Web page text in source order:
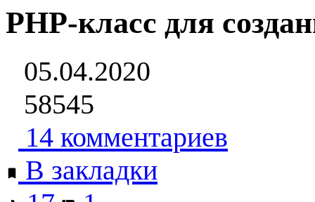
PHP-класс для
05.04.2020
58545
14 комментариев
В закладки